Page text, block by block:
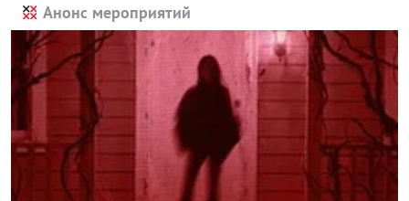
Анонс мероприятий